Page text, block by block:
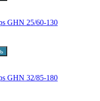
GHN 25/60-130
GHN 32/85-180